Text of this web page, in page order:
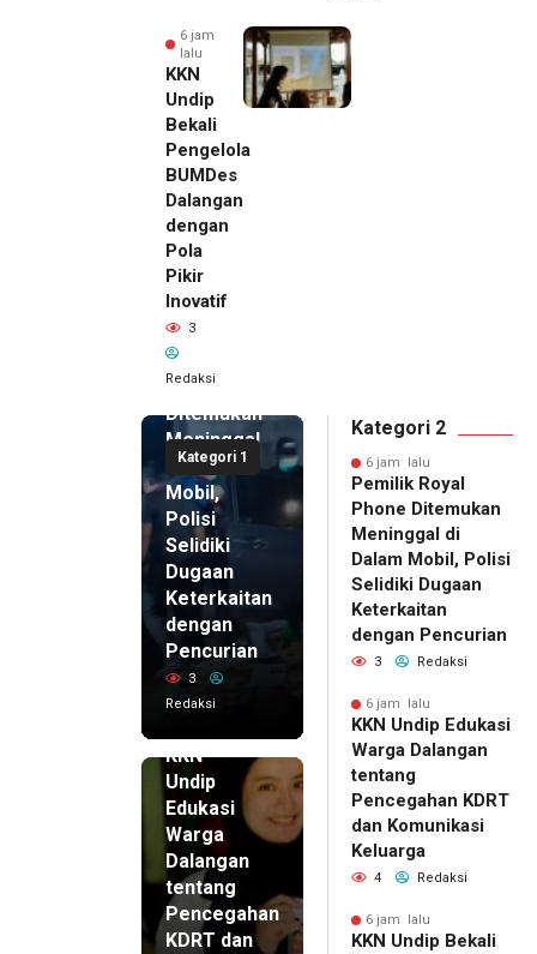
6 jam
lalu
KKN
Undip
Bekali
Pengelola
BUMDes
Dalangan
dengan
Pola
Pikir
Inovatif
3
Redaksi
Kategori 1
Pemilik
Royal
Phone
Ditemukan
Meninggal
di Dalam
Mobil,
Polisi
Selidiki
Dugaan
Keterkaitan
dengan
Pencurian
3
Redaksi
KKN
Undip
Edukasi
Warga
Dalangan
tentang
Pencegahan
KDRT dan
Kategori 2
6 jam lalu
Pemilik Royal
Phone Ditemukan
Meninggal di
Dalam Mobil, Polisi
Selidiki Dugaan
Keterkaitan
dengan Pencurian
3 Redaksi
6 jam lalu
KKN Undip Edukasi
Warga Dalangan
tentang
Pencegahan KDRT
dan Komunikasi
Keluarga
4 Redaksi
6 jam lalu
KKN Undip Bekali